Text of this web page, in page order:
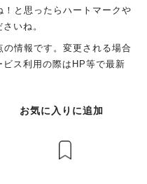
と思ったらハートマークや
いね。
情報です。変更される場合
ス利用の際はHP等で最新
お気に入りに追加